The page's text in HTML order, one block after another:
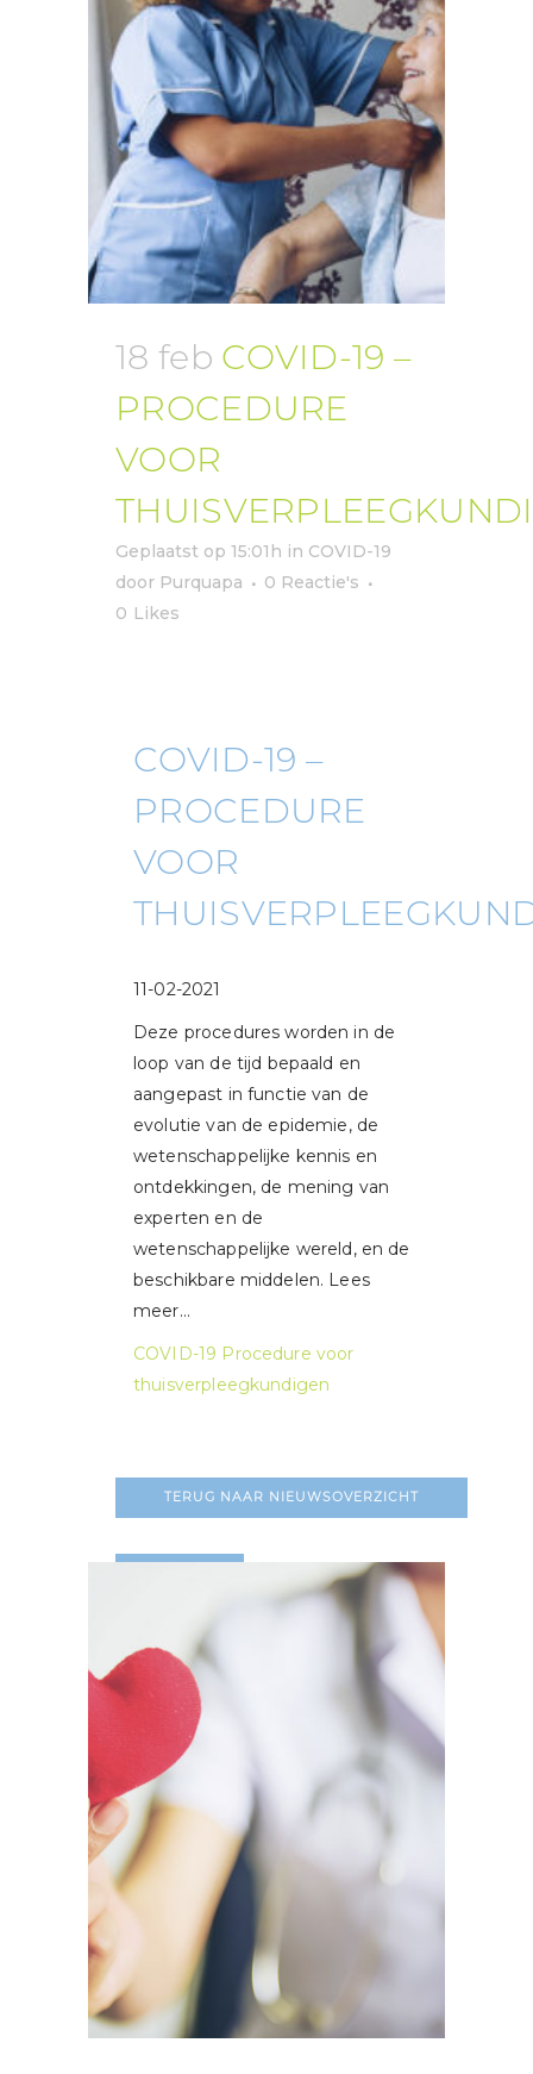
18 feb COVID-19 –
PROCEDURE
VOOR
Geplaatst op 15:01h in COVID-19
door Purquapa
0 Reactie's
0 Likes
COVID-19 –
PROCEDURE
VOOR
11-02-2021
Deze procedures worden in de
loop van de tijd bepaald en
aangepast in functie van de
evolutie van de epidemie, de
wetenschappelijke kennis en
ontdekkingen, de mening van
experten en de
wetenschappelijke wereld, en de
beschikbare middelen. Lees
meer…
COVID-19 Procedure voor
thuisverpleegkundigen
TERUG NAAR NIEUWSOVERZICHT